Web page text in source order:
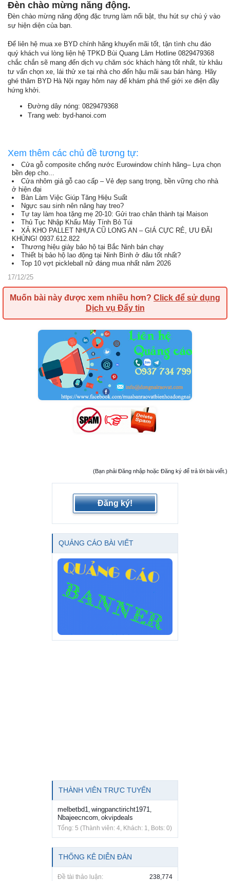
Đèn chào mừng năng động.
Đèn chào mừng năng động đặc trưng làm nổi bật, thu hút sự chú ý vào
sự hiện diện của bạn.
Để liên hệ mua xe BYD chính hãng khuyến mãi tốt, tận tình chu đáo
quý khách vui lòng liện hệ TPKD Bùi Quang Lâm Hotline 0829479368
chắc chắn sẽ mang đến dịch vụ chăm sóc khách hàng tốt nhất, từ khâu
tư vấn chọn xe, lái thử xe tại nhà cho đến hậu mãi sau bán hàng. Hãy
ghé thăm BYD Hà Nội ngay hôm nay để khám phá thế giới xe điện đầy
hứng khởi.
Đường dây nóng: 0829479368
Trang web: byd-hanoi.com
Xem thêm các chủ đề tương tự:
Cửa gỗ composite chống nước Eurowindow chính hãng– Lựa chọn
bền đẹp cho...
Cửa nhôm giả gỗ cao cấp – Vẻ đẹp sang trọng, bền vững cho nhà
ở hiện đại
Bàn Làm Việc Giúp Tăng Hiệu Suất
Ngực sau sinh nên nâng hay treo?
Tự tay làm hoa tặng mẹ 20-10: Gửi trao chân thành tại Maison
Thủ Tục Nhập Khẩu Máy Tính Bỏ Túi
XẢ KHO PALLET NHỰA CŨ LONG AN – GIÁ CỰC RẺ, ƯU ĐÃI
KHỦNG! 0937.612.822
Thương hiệu giày bảo hộ tại Bắc Ninh bán chạy
Thiết bị bảo hộ lao động tại Ninh Bình ở đâu tốt nhất?
Top 10 vợt pickleball nữ đáng mua nhất năm 2026
17/12/25
Muốn bài này được xem nhiều hơn? Click để sử dụng
Dịch vụ Đẩy tin
(Bạn phải Đăng nhập hoặc Đăng ký để trả lời bài viết.)
Đăng ký!
QUẢNG CÁO BÀI VIẾT
THÀNH VIÊN TRỰC TUYẾN
melbetbd1 , wingpanctiricht1971 ,
Nbajeecncom, okvipdeals
Tổng: 5 (Thành viên: 4, Khách: 1, Bots: 0)
THỐNG KÊ DIỄN ĐÀN
Đề tài thảo luận:
238,774